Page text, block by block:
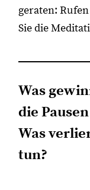
geraten:
Sie die
Was
die
Was
tun?